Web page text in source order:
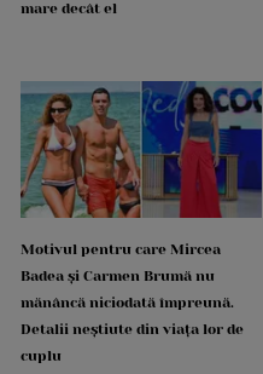
mare decât el
Motivul pentru care Mircea
Badea și Carmen Brumă nu
mănâncă niciodată împreună.
Detalii neștiute din viața lor de
cuplu